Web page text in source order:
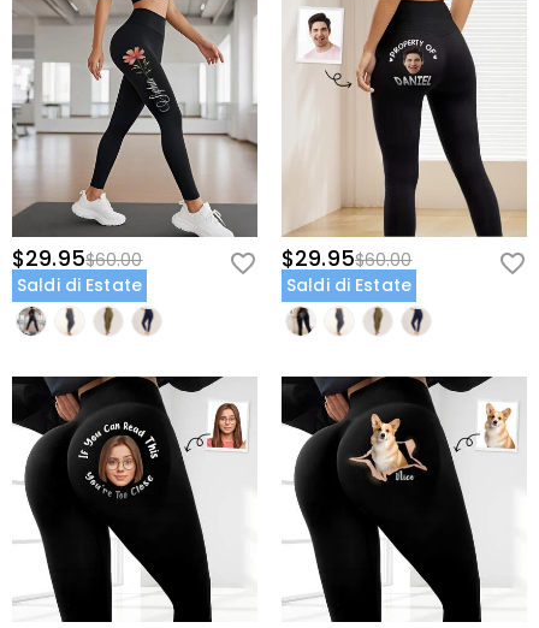
$29.95$60.00
Saldi di Estate
$29.95$60.00
Saldi di Estate